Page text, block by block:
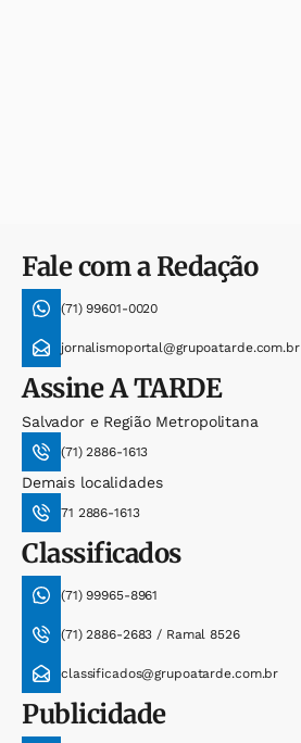
Fale com a Redação
(71) 99601-0020
jornalismoportal@grupoatarde.com.br
AssineA TARDE
Salvador e Região Metropolitana
(71) 2886-1613
Demais localidades
71 2886-1613
Classificados
(71) 99965-8961
(71) 2886-2683 / Ramal 8526
classificados@grupoatarde.com.br
Publicidade